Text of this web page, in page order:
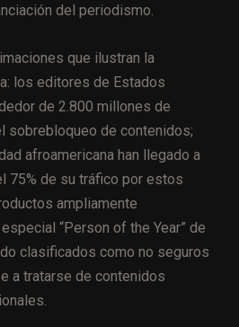
del periodismo.
que ilustran la
los editores de Estados
de 2.800 millones de
sobrebloqueo de contenidos;
afroamericana han llegado a
75% de su tráfico por estos
ampliamente
“Person of the Year” de
clasificados como no seguros
a tratarse de contenidos